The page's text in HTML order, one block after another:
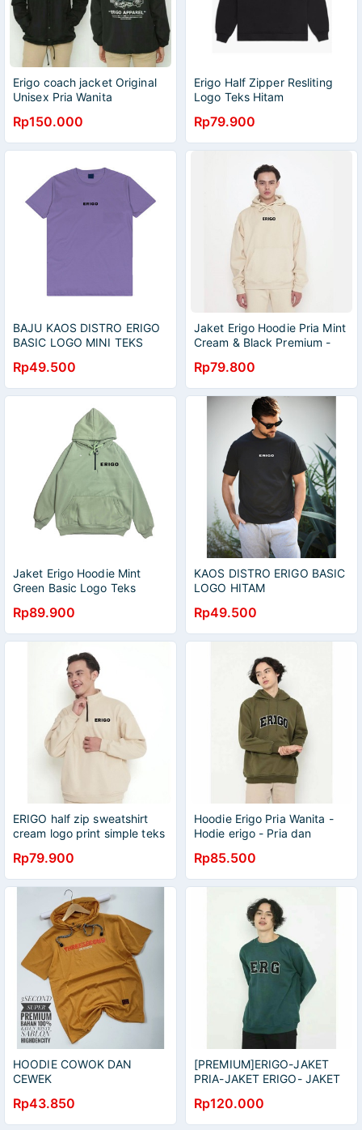
Erigo coach jacket Original
Unisex Pria Wanita
Rp150.000
Erigo Half Zipper Resliting
Logo Teks Hitam
Rp79.900
BAJU KAOS DISTRO ERIGO
BASIC LOGO MINI TEKS
Rp49.500
Jaket Erigo Hoodie Pria Mint
Cream & Black Premium -
Crewneck Erigo
Rp79.800
Jaket Erigo Hoodie Mint
Green Basic Logo Teks
Rp89.900
KAOS DISTRO ERIGO BASIC
LOGO HITAM
Rp49.500
ERIGO half zip sweatshirt
cream logo print simple teks
sweater kekinian terbaru
bahan premium
Rp79.900
Hoodie Erigo Pria Wanita -
Hodie erigo - Pria dan
Rp85.500
HOODIE COWOK DAN
CEWEK
Rp43.850
[PREMIUM]ERIGO-JAKET
PRIA-JAKET ERIGO- JAKET
- SWEATER ERIGO-ERIGO
ORIGINAL
Rp120.000